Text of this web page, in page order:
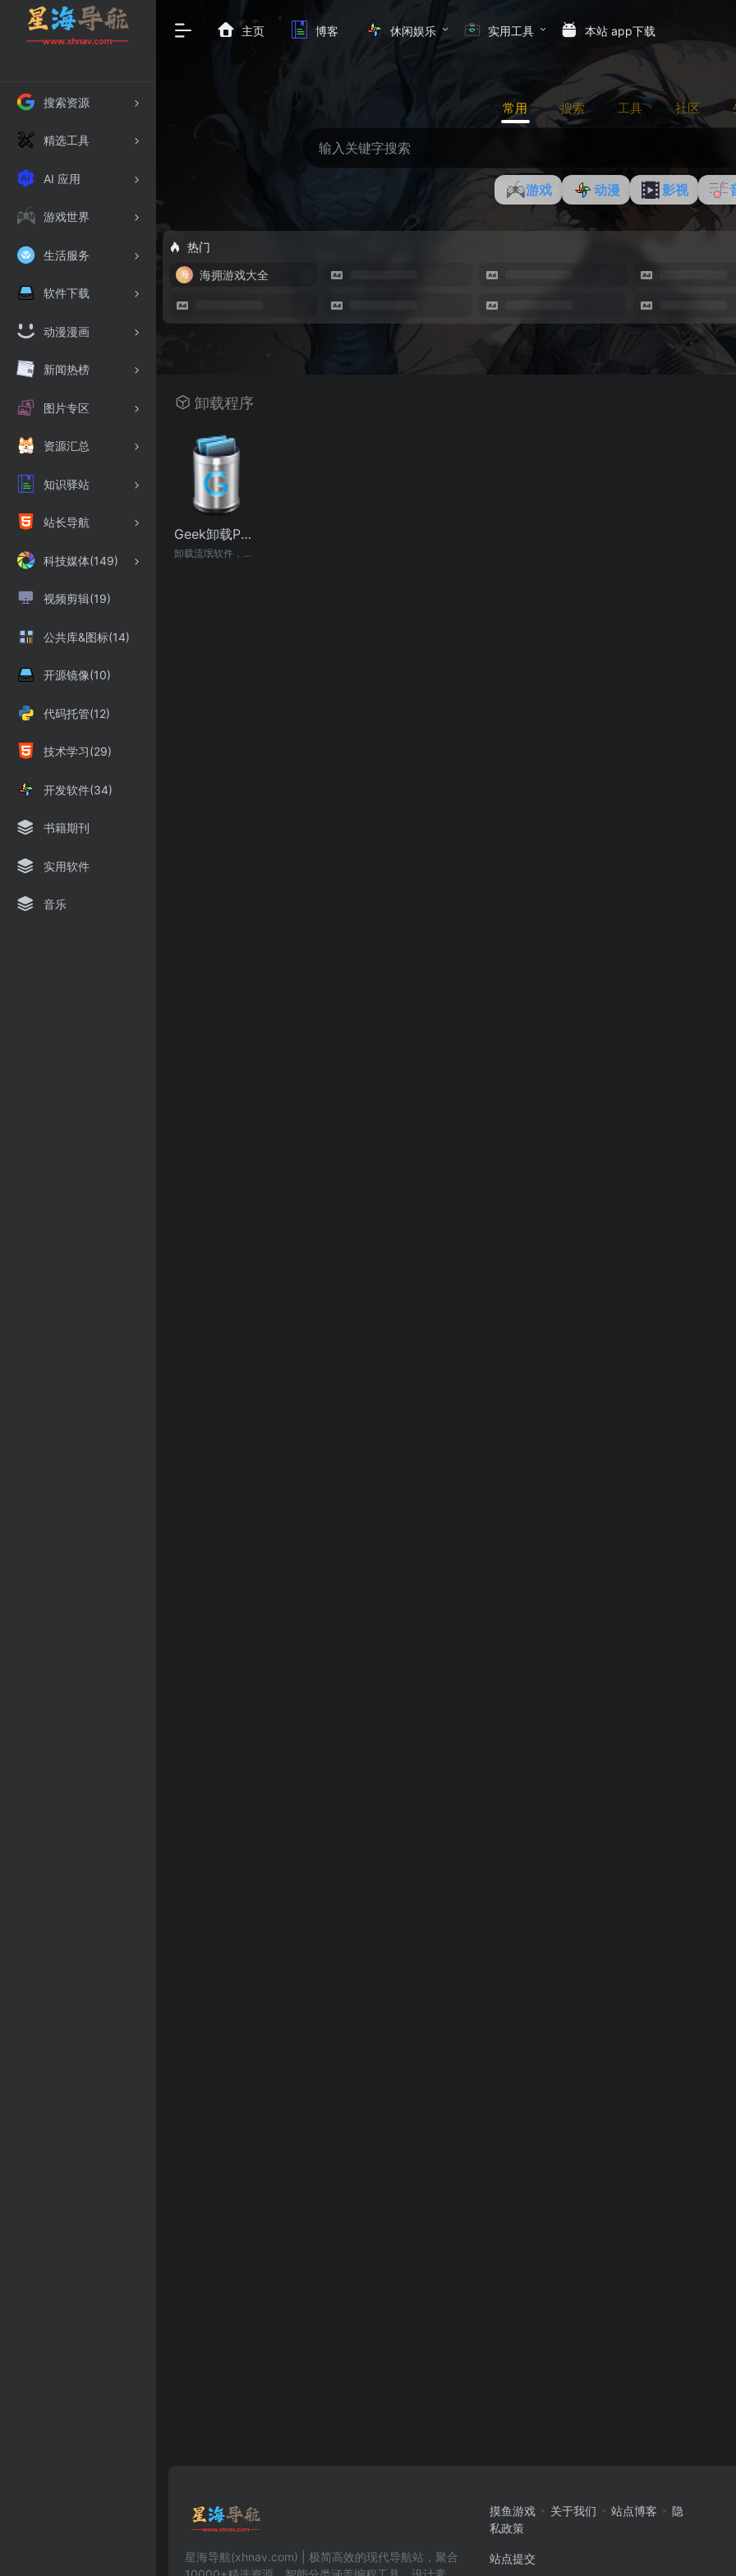
搜索资源
精选工具
AI 应用
游戏世界
生活服务
软件下载
动漫漫画
新闻热榜
图片专区
资源汇总
知识驿站
站长导航
科技媒体(149)
视频剪辑(19)
公共库&图标(14)
开源镜像(10)
代码托管(12)
技术学习(29)
开发软件(34)
书籍期刊
实用软件
音乐
主页 博客 休闲娱乐 实用工具 本站 app下载
常用 搜索 工具 社区
游戏 动漫 影视
热门
海拥游戏大全
卸载程序
Geek卸载PC端程序官方版
卸载流氓软件，可以找到软件卸载的残余文件（注册表中的内容，这是为什么很多人卸载软件卸不干净的原因）。总的来说，该应用是一款令人印象深刻的维护工具，性能和功能都很棒，站长强烈推荐。
星海导航(xhnav.com) | 极简高效的现代导航站，聚合
摸鱼游戏 关于我们 站点博客
隐
私政策
站点提交